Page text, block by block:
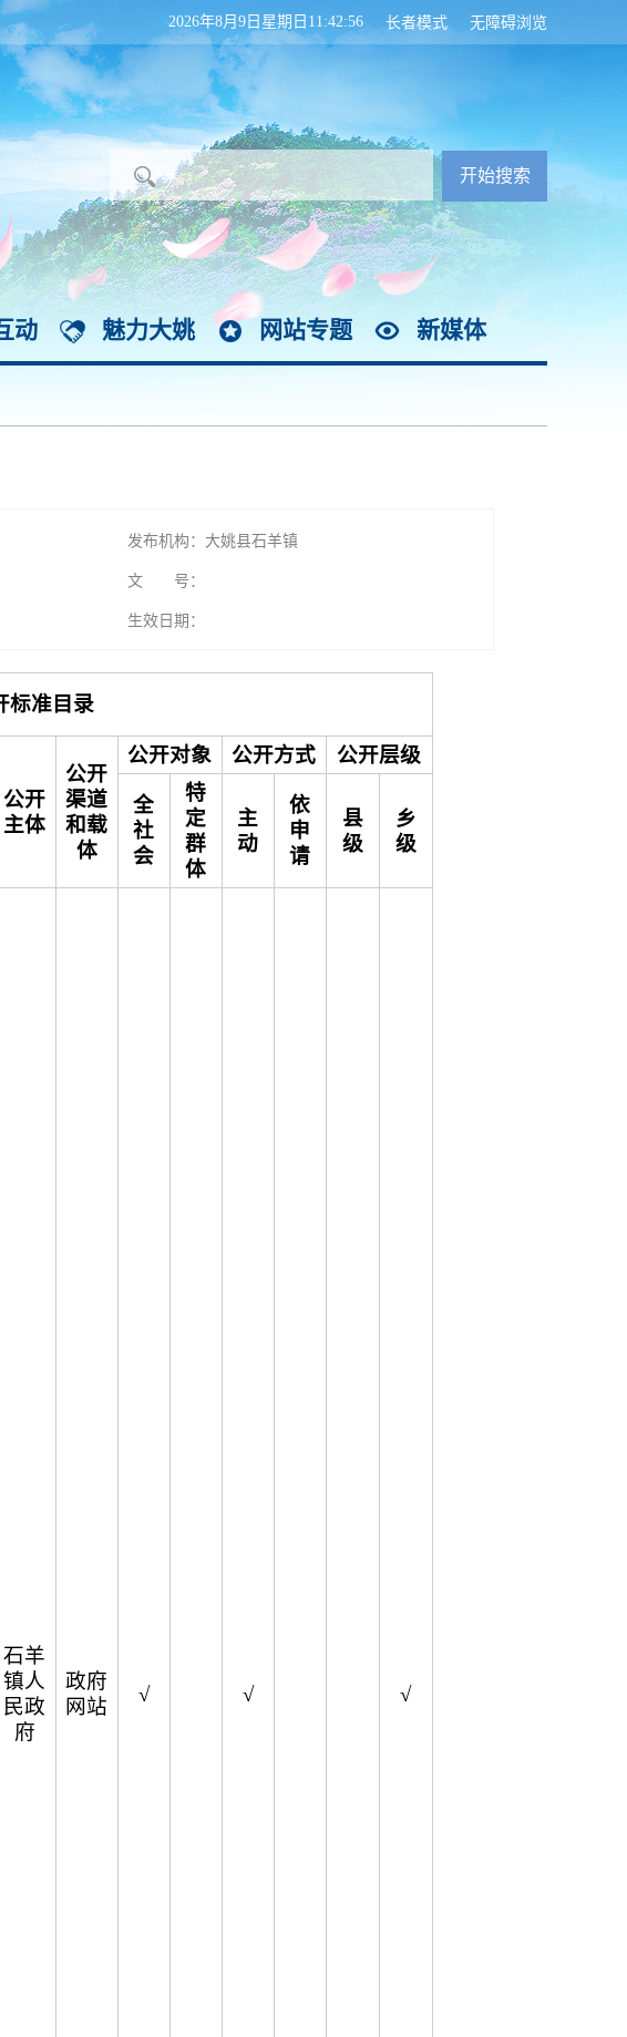
无障碍浏览
长者模式
2026年8月9日星期日11:42:57
动 魅力大姚 网站专题 新媒体
发布机构：大姚县石羊镇
文 号：
生效日期：
标准目录
公开
主体
公开
渠道
和载
体
公开对象 公开方式
公开层级
全
社
会
特
定
群
体
主
动
依
申
请
县
级
乡
级
石羊
镇人
民政
府
政府
网站
√ √ √